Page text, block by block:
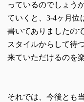
っているのでしょう
ていくと、3-4ヶ月位
書いてありましたの
スタイルからして待
来ていただけるのを
それでは、今後とも